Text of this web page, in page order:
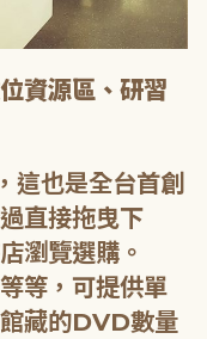
資源區、研習
這也是全台首創
直接拖曳下
瀏覽選購。
等，可提供單
藏的DVD數量